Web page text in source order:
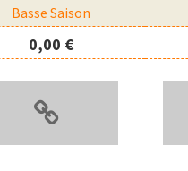
Basse Saison
0,00 €